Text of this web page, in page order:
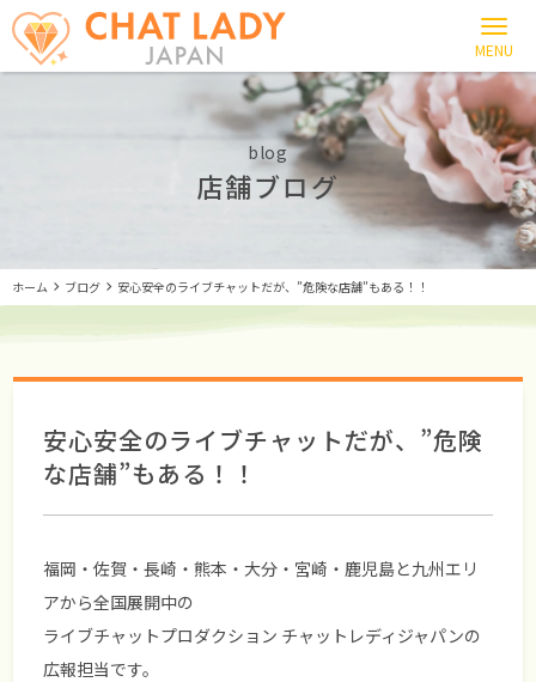
blog
店舗ブログ
ホーム ブログ 安心安全のライブチャットだが、”危険な店舗”もある！！
安心安全のライブチャットだが、”危険
な店舗”もある！！
福岡・佐賀・長崎・熊本・大分・宮崎・鹿児島と九州エリ
アから全国展開中の
ライブチャットプロダクション チャットレディジャパンの
広報担当です。